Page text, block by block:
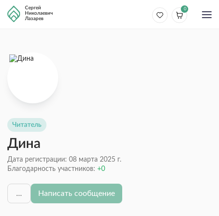
Сергей
Николаевич
Лазарев
0
Читатель
Дина
Дата регистрации: 08 марта 2025 г.
Благодарность участников:
0
... Написать сообщение